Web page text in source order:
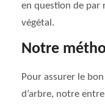
en question de par
végétal.
Notre
Pour assurer le
d’arbre, notre